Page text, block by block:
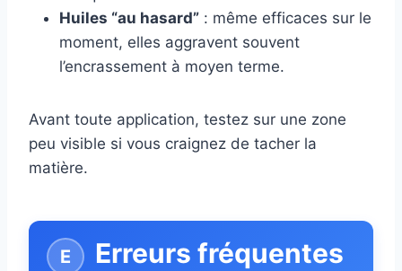
Huiles “au hasard” : même efficaces sur le
moment, elles aggravent souvent
l’encrassement à moyen terme.
Avant toute application, testez sur une zone
peu visible si vous craignez de tacher la
matière.
Erreurs fréquentes